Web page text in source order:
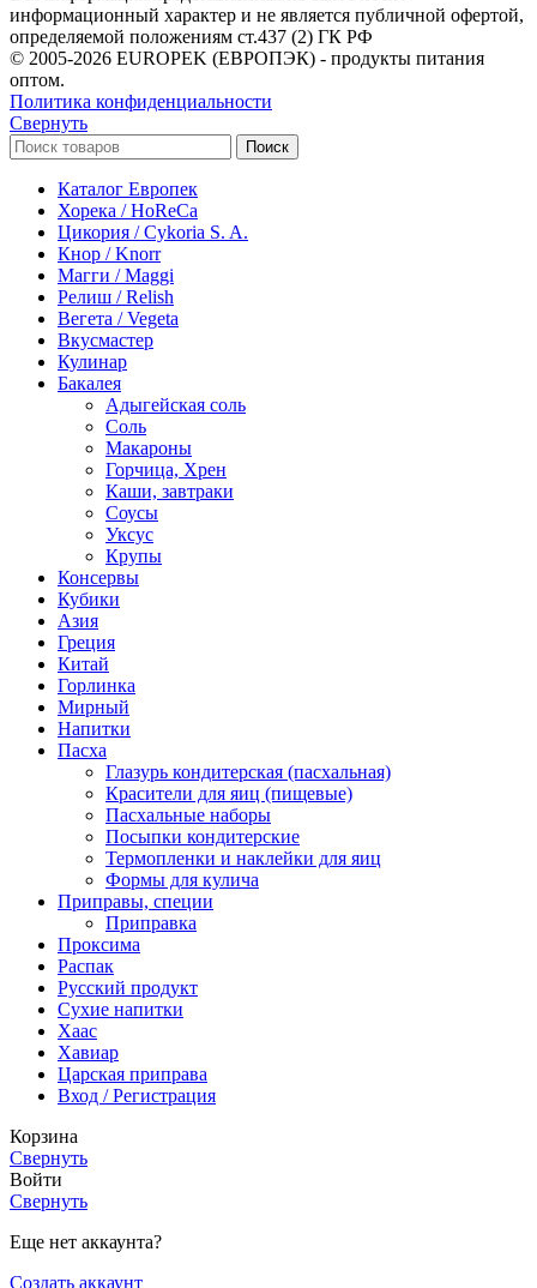
информационный характер и не является публичной офертой,
определяемой положениям ст.437 (2) ГК РФ
© 2005-2026 EUROPEK (ЕВРОПЭК) - продукты питания
оптом.
Политика конфиденциальности
Свернуть
Поиск
Каталог Европек
Хорека / HoReCa
Цикория / Cykoria S. A.
Кнор / Knorr
Магги / Maggi
Релиш / Relish
Вегета / Vegeta
Вкусмастер
Кулинар
Бакалея
Адыгейская соль
Соль
Макароны
Горчица, Хрен
Каши, завтраки
Соусы
Уксус
Крупы
Консервы
Кубики
Азия
Греция
Китай
Горлинка
Мирный
Напитки
Пасха
Глазурь кондитерская (пасхальная)
Красители для яиц (пищевые)
Пасхальные наборы
Посыпки кондитерские
Термопленки и наклейки для яиц
Формы для кулича
Приправы, специи
Приправка
Проксима
Распак
Русский продукт
Сухие напитки
Хаас
Хавиар
Царская приправа
Вход / Регистрация
Корзина
Свернуть
Войти
Свернуть
Еще нет аккаунта?
Создать аккаунт